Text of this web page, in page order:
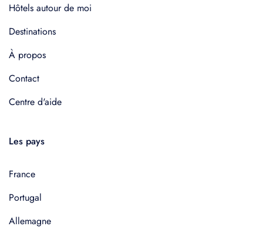
Hôtels autour de moi
Destinations
À propos
Contact
Centre d'aide
Les pays
France
Portugal
Allemagne